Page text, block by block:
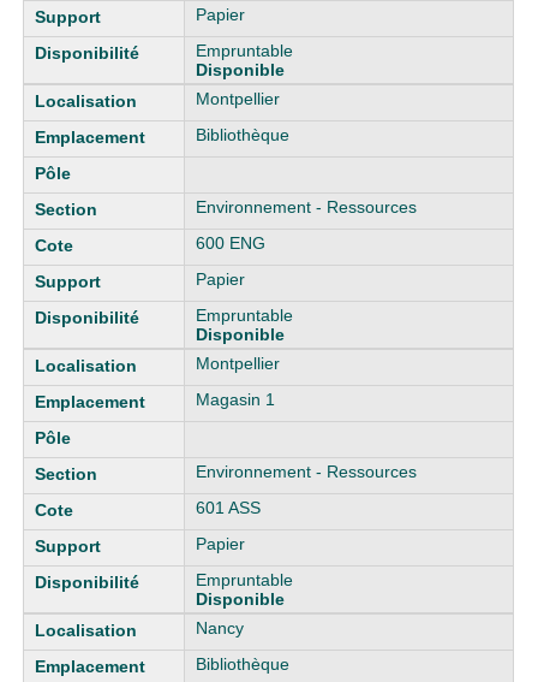
Papier
Empruntable
Disponible
Montpellier
Bibliothèque
Environnement - Ressources
600 ENG
Papier
Empruntable
Disponible
Montpellier
Magasin 1
Environnement - Ressources
601 ASS
Papier
Empruntable
Disponible
Nancy
Bibliothèque